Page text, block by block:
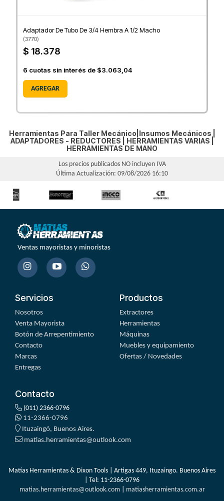
Adaptador De Tubo De 3/4 Hembra A 1/2 Macho
(3770)
$ 18.378
6 cuotas sin interés de $3.063,04
AGREGAR
Herramientas Para Taller Mecánico|Insumos Mecánicos |
ADAPTADORES - REDUCTORES
HERRAMIENTAS VARIAS
HERRAMIENTAS DE MANO
Los precios publicados NO incluyen IVA
Última Actualización: 09/08/2026 16:10
Ventas mayoristas y minoristas
Servicios
Nosotros
Venta Mayorista
Botón de Arrepentimiento
Contacto
Marcas
Entregas
Productos
Extractores
Herramientas
Máquinas
Muebles y equipamiento
Ofertas / Novedades
Contacto
(011) 2366-0796
11-2366-0796
Ituzaingó, Buenos Aires.
matias.herramientas@outlook.com
Matías Herramientas & Dixon Tools | Artigas 449, Ituzaingo. Buenos Aires
| Tel: 11-2366-0796
matias.herramientas@outlook.com| matiasherramientas.com.ar